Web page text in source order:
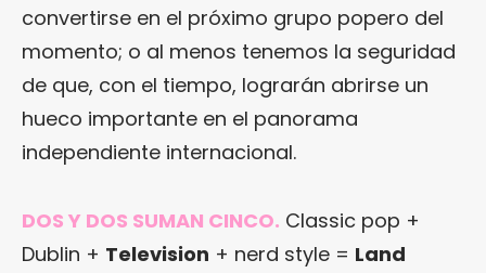
convertirse en el próximo grupo popero del
momento; o al menos tenemos la seguridad
de que, con el tiempo, lograrán abrirse un
hueco importante en el panorama
independiente internacional.
DOS Y DOS SUMAN CINCO. Classic pop +
Dublin + Television + nerd style = Land